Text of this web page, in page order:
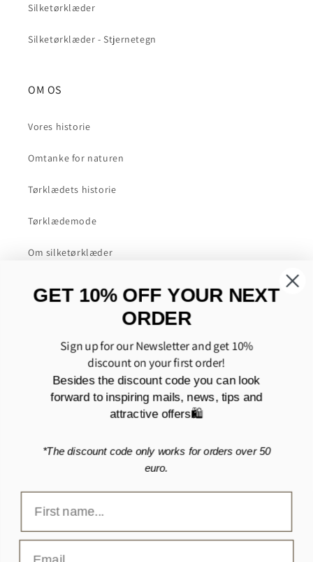
Silketørklæder
Silketørklæder - Stjernetegn
OM OS
Vores historie
Omtanke for naturen
Tørklædets historie
Tørklædemode
Om silketørklæder
Om bomuldstørklæder
Om uldtørklæder
Om tasker i polyurethan (PU)
Cookie- og privatlivspolitik
Levering og Returnering
GET 10% OFF YOUR NEXT
ORDER
Sign up for our Newsletter and get 10%
discount on your first order!
Besides the discount code you can look
forward to inspiring mails, news, tips and
attractive offers🛍️
*The discount code only works for orders over 50
euro.